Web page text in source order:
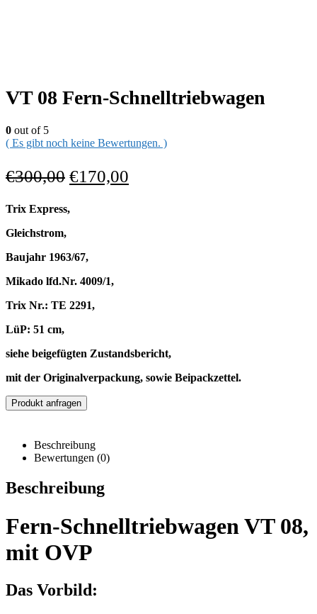
VT 08 Fern-Schnelltriebwagen
0 out of 5
( Es gibt noch keine Bewertungen. )
€300,00 €170,00
Trix Express,
Gleichstrom,
Baujahr 1963/67,
Mikado lfd.Nr. 4009/1,
Trix Nr.: TE 2291,
LüP: 51 cm,
siehe beigefügten Zustandsbericht,
mit der Originalverpackung, sowie Beipackzettel.
Produkt anfragen
Beschreibung
Bewertungen (0)
Beschreibung
Fern-Schnelltriebwagen VT 08,
mit OVP
Das Vorbild: